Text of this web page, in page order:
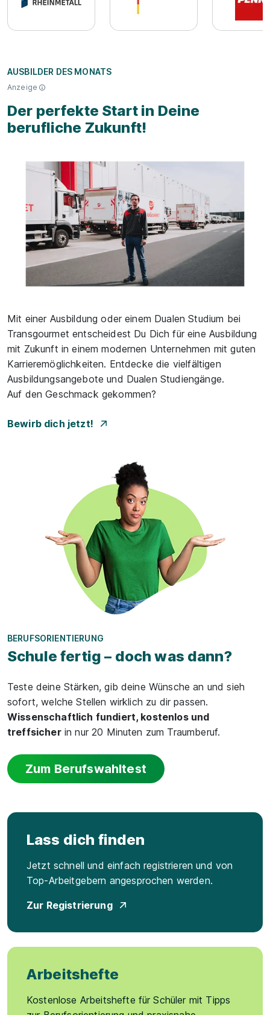
AUSBILDER DES MONATS
Anzeige
Der perfekte Start in Deine
berufliche Zukunft!
Mit einer Ausbildung oder einem Dualen Studium bei
Transgourmet entscheidest Du Dich für eine Ausbildung
mit Zukunft in einem modernen Unternehmen mit guten
Karrieremöglichkeiten. Entdecke die vielfältigen
Ausbildungsangebote und Dualen Studiengänge.
Auf den Geschmack gekommen?
Bewirb dich jetzt!
BERUFSORIENTIERUNG
Schule fertig – doch was dann?
Teste deine Stärken, gib deine Wünsche an und sieh
sofort, welche Stellen wirklich zu dir passen.
Wissenschaftlich fundiert, kostenlos und
treffsicherin nur 20 Minuten zum Traumberuf.
Zum Berufswahltest
Lass dich finden
Jetzt schnell und einfach registrieren und von
Top-Arbeitgebern angesprochen werden.
Zur Registrierung
Arbeitshefte
Kostenlose Arbeitshefte für Schüler mit Tipps